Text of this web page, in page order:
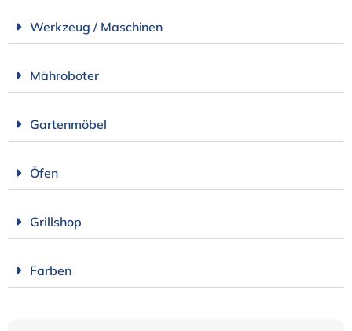
Werkzeug / Maschinen
Mähroboter
Gartenmöbel
Öfen
Grillshop
Farben